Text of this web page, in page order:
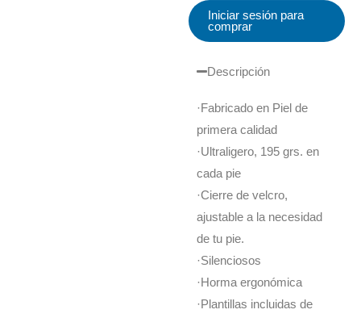
Iniciar sesión para
comprar
Descripción
·Fabricado en Piel de
primera calidad
·Ultraligero, 195 grs. en
cada pie
·Cierre de velcro,
ajustable a la necesidad
de tu pie.
·Silenciosos
·Horma ergonómica
·Plantillas incluidas de